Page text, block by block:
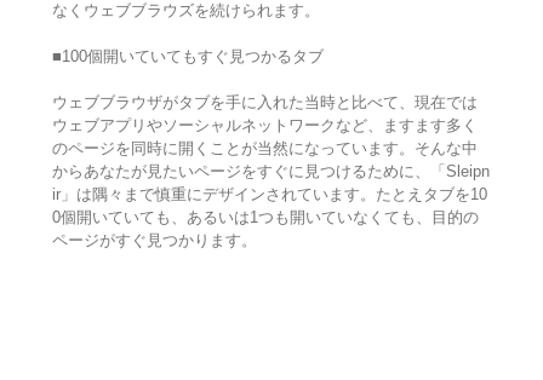
なくウェブブラウズを続けられます。
■100個開いていてもすぐ見つかるタブ
ウェブブラウザがタブを手に入れた当時と比べて、現在では
ウェブアプリやソーシャルネットワークなど、ますます多く
のページを同時に開くことが当然になっています。そんな中
からあなたが見たいページをすぐに見つけるために、「Sleipn
ir」は隅々まで慎重にデザインされています。たとえタブを10
0個開いていても、あるいは1つも開いていなくても、目的の
ページがすぐ見つかります。